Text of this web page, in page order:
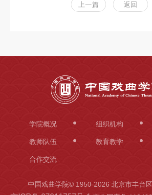
上一篇 返回
学院概况 组织机构
教师队伍 教育教学
合作交流
中国戏曲学院© 1950-2026 北京市丰台